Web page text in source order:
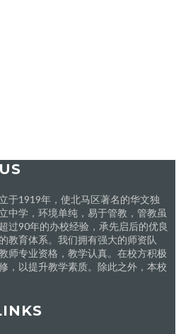
于1919年，使北马区著名的华文独
中学，环境单纯，易于管教，管教虽
过90年的办校经验，承先启后的优良
教育体系。我们拥有强大的师资队
师专业资格，教学认真。在校方积极
，以提升教学素质。除此之外，本校